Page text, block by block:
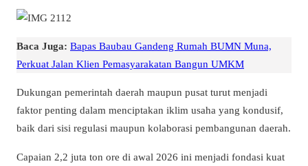
Baca Juga: Bapas Baubau Gandeng Rumah BUMN Muna,
Perkuat Jalan Klien Pemasyarakatan Bangun UMKM
Dukungan pemerintah daerah maupun pusat turut menjadi
faktor penting dalam menciptakan iklim usaha yang kondusif,
baik dari sisi regulasi maupun kolaborasi pembangunan daerah.
Capaian 2,2 juta ton ore di awal 2026 ini menjadi fondasi kuat